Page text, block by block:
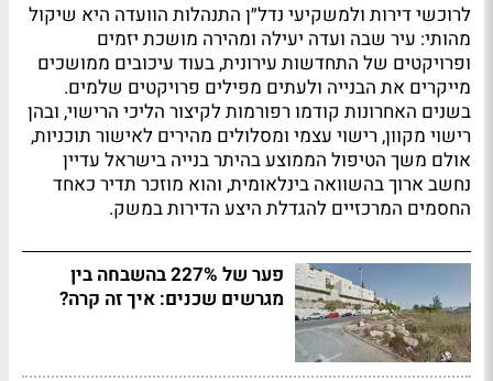
לרוכשי דירות ולמשקיעי נדל״ן התנהלות הוועדה היא שיקול
מהותי: עיר שבה ועדה יעילה ומהירה מושכת יזמים
ופרויקטים של התחדשות עירונית, בעוד עיכובים ממושכים
מייקרים את הבנייה ולעתים מפילים פרויקטים שלמים.
בשנים האחרונות קודמו רפורמות לקיצור הליכי הרישוי, ובהן
רישוי מקוון, רישוי עצמי ומסלולים מהירים לאישור תוכניות,
אולם משך הטיפול הממוצע בהיתר בנייה בישראל עדיין
נחשב ארוך בהשוואה בינלאומית, והוא מוזכר תדיר כאחד
החסמים המרכזיים להגדלת היצע הדירות במשק.
פער של 227% בהשבחה בין
מגרשים שכנים: איך זה קרה?